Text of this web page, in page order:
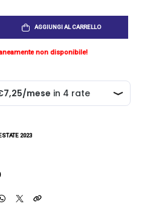
AGGIUNGI AL CARRELLO
non disponibile!
2023